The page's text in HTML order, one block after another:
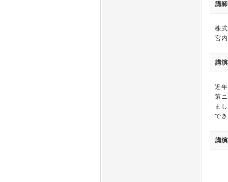
講師
株
宮
講
近
策
ま
で
講